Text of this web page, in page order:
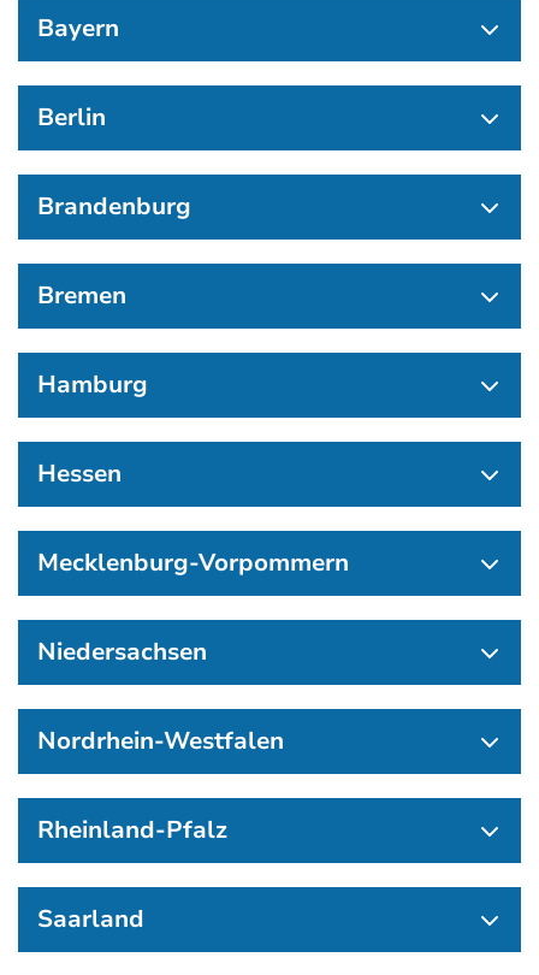
Bayern
Berlin
Brandenburg
Bremen
Hamburg
Hessen
Mecklenburg-Vorpommern
Niedersachsen
Nordrhein-Westfalen
Rheinland-Pfalz
Saarland